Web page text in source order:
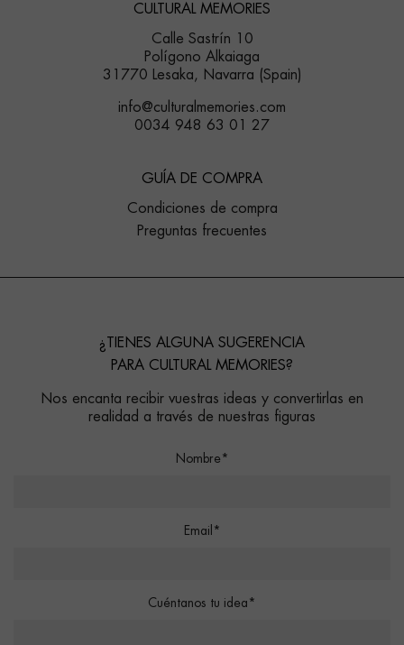
CULTURAL MEMORIES
Calle Sastrín 10
Polígono Alkaiaga
31770 Lesaka, Navarra (Spain)
info@culturalmemories.com
0034 948 63 01 27
GUÍA DE COMPRA
Condiciones de compra
Preguntas frecuentes
¿TIENES ALGUNA SUGERENCIA
PARA CULTURAL MEMORIES?
Nos encanta recibir vuestras ideas y convertirlas en
realidad a través de nuestras figuras
Nombre*
Email*
Cuéntanos tu idea*